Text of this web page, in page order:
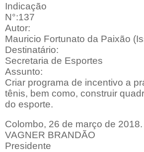
Indicação
N°:137
Autor:
Mauricio Fortunato da Paixão
Destinatário:
Secretaria de Esportes
Assunto:
Criar programa de incentivo a
tênis, bem como, construir
do esporte.
Colombo, 26 de março de 2018.
VAGNER BRANDÃO
Presidente